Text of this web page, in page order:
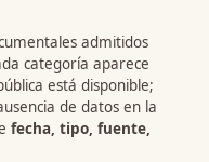
admitidos
categoría aparece
está disponible;
de datos en la
fecha, tipo, fuente,